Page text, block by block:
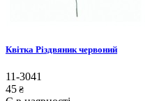
Квітка Різдвяник червоний
11-3041
45 ₴